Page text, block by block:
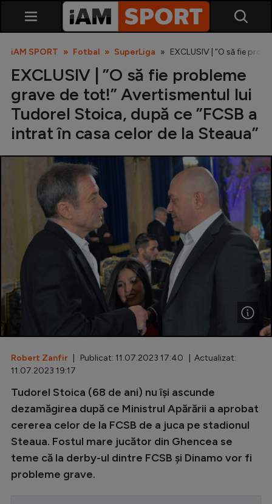
SuperLiga
Liga 2
Cupa României
Echipa Națională
U21
Fotbal feminin
Special
Diverse
Inedit
Clasamente
Champions League
Europa League
Conference League
iAM SPORT Fotbal SuperLiga EXCLUSIV | ”O să fie
EXCLUSIV | ”O să fie probleme
grave de tot!” Avertismentul lui
Tudorel Stoica, după ce ”FCSB a
intrat în casa celor de la Steaua”
Robert Zanfir | Publicat: 11.07.2023 17:40 | Actualizat:
11.07.2023 19:17
Tudorel Stoica (68 de ani) nu își ascunde
dezamăgirea după ce Ministrul Apărării a aprobat
cererea celor de la FCSB de a juca pe stadionul
Steaua. Fostul mare jucător din Ghencea se
teme că la derby-ul dintre FCSB și Dinamo vor fi
probleme grave.